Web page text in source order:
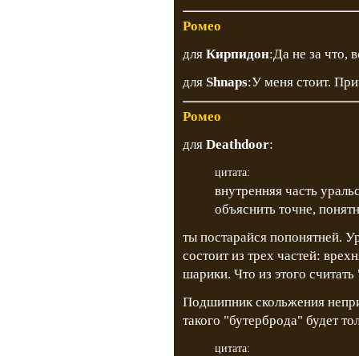
Ромео
для Кирпидон:Да не за что,
для Shnaps:У меня стоит.
Ромео
для Deathdoor:
цитата:
внутренняя часть
объяснить точне,
ты постарайся попонятней.
состоит из трех частей:
шарики. Что из этого
Подшипник скольжения
такого "бутерброда" будет
цитата: